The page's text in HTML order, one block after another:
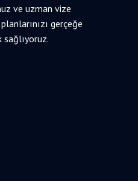
ve uzman vize
gerçeğe